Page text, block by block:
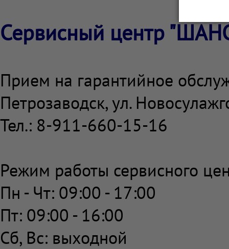
Сервисный центр
Прием на гарантийное
Петрозаводск,ул.
Тел.: 8-911-660-15-16
Режим работы сервисного
Пн - Чт: 09:00 - 17:00
Пт: 09:00 - 16:00
Сб, Вс: выходной